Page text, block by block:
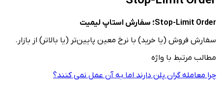
Stop-Limit Order؛ سفارش استاپ لیمیت
سفارش فروش (یا خرید) با نرخ معین پایین‌تر (یا بالاتر) از بازار.
مطالب مرتبط با واژه
چرا معامله ‌گران پلن دارند اما به آن عمل نمی ‌کنند؟